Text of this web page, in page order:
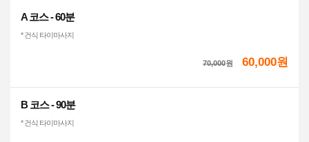
A 코스 - 60분
* 건식 타이마사지
70,000원 60,000원
B 코스 - 90분
* 건식 타이마사지